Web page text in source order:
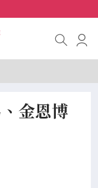
金恩博